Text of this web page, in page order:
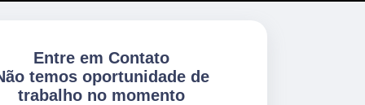
Entre em Contato
temos oportunidade de
trabalho no momento